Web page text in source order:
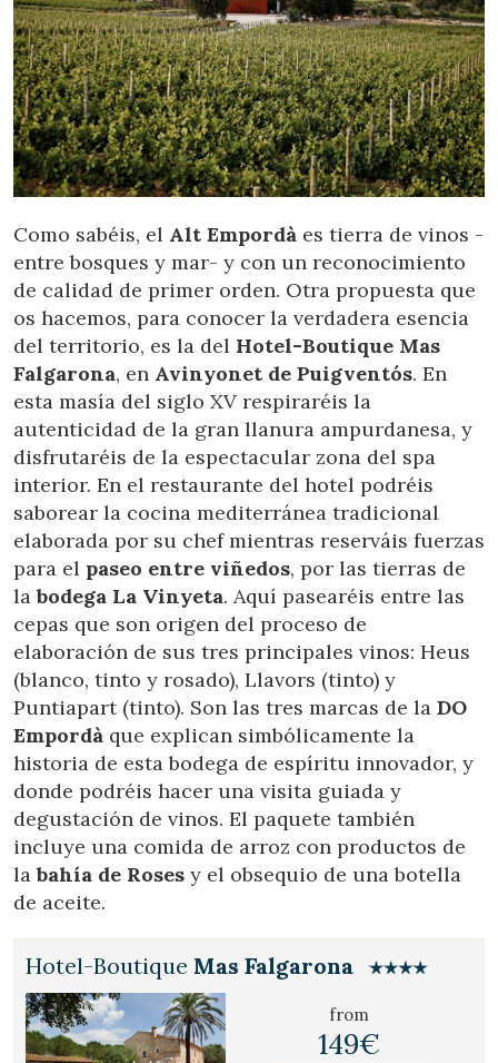
Como sabéis, el Alt Empordà es tierra de vinos -
entre bosques y mar- y con un reconocimiento
de calidad de primer orden. Otra propuesta que
os hacemos, para conocer la verdadera esencia
del territorio, es la del Hotel-Boutique Mas
Falgarona, en Avinyonet de Puigventós. En
esta masía del siglo XV respiraréis la
autenticidad de la gran llanura ampurdanesa, y
disfrutaréis de la espectacular zona del spa
interior. En el restaurante del hotel podréis
saborear la cocina mediterránea tradicional
elaborada por su chef mientras reserváis fuerzas
para el paseo entre viñedos, por las tierras de
labodega La Vinyeta. Aquí pasearéis entre las
cepas que son origen del proceso de
elaboración de sus tres principales vinos: Heus
(blanco, tinto y rosado), Llavors (tinto) y
Puntiapart (tinto). Son las tres marcas de la DO
Empordà que explican simbólicamente la
historia de esta bodega de espíritu innovador, y
donde podréis hacer una visita guiada y
degustación de vinos. El paquete también
incluye una comida de arroz con productos de
labahía de Roses y el obsequio de una botella
de aceite.
Hotel-Boutique Mas Falgarona
from
149€